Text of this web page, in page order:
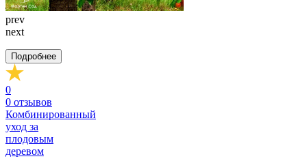
prev
next
Подробнее
0
0 отзывов
Комбинированный
уход за
плодовым
деревом